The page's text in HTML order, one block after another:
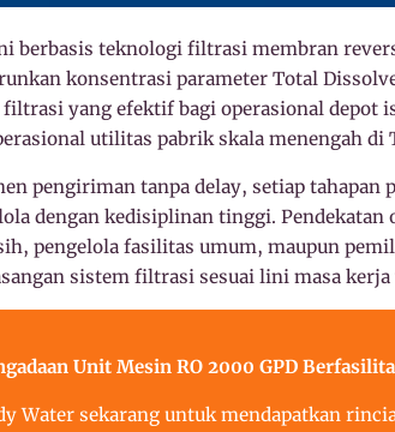
berbasis teknologi filtrasi membran
konsentrasi parameter Total
yang efektif bagi operasional depot
utilitas pabrik skala menengah di
pengiriman tanpa delay, setiap tahapan
dengan kedisiplinan tinggi.
pengelola fasilitas umum, maupun
sistem filtrasi sesuai lini masa
Unit Mesin RO 2000 GPD
Water sekarang untuk mendapatkan